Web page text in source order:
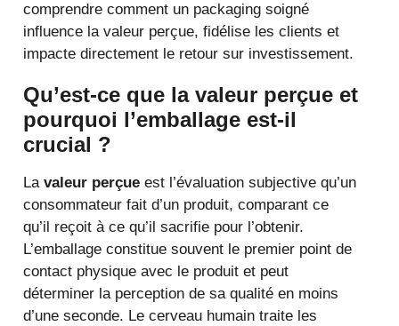
comprendre comment un packaging soigné
influence la valeur perçue, fidélise les clients et
impacte directement le retour sur investissement.
Qu’est-ce que la valeur perçue et
pourquoi l’emballage est-il
crucial ?
La valeur perçue est l’évaluation subjective qu’un
consommateur fait d’un produit, comparant ce
qu’il reçoit à ce qu’il sacrifie pour l’obtenir.
L’emballage constitue souvent le premier point de
contact physique avec le produit et peut
déterminer la perception de sa qualité en moins
d’une seconde. Le cerveau humain traite les